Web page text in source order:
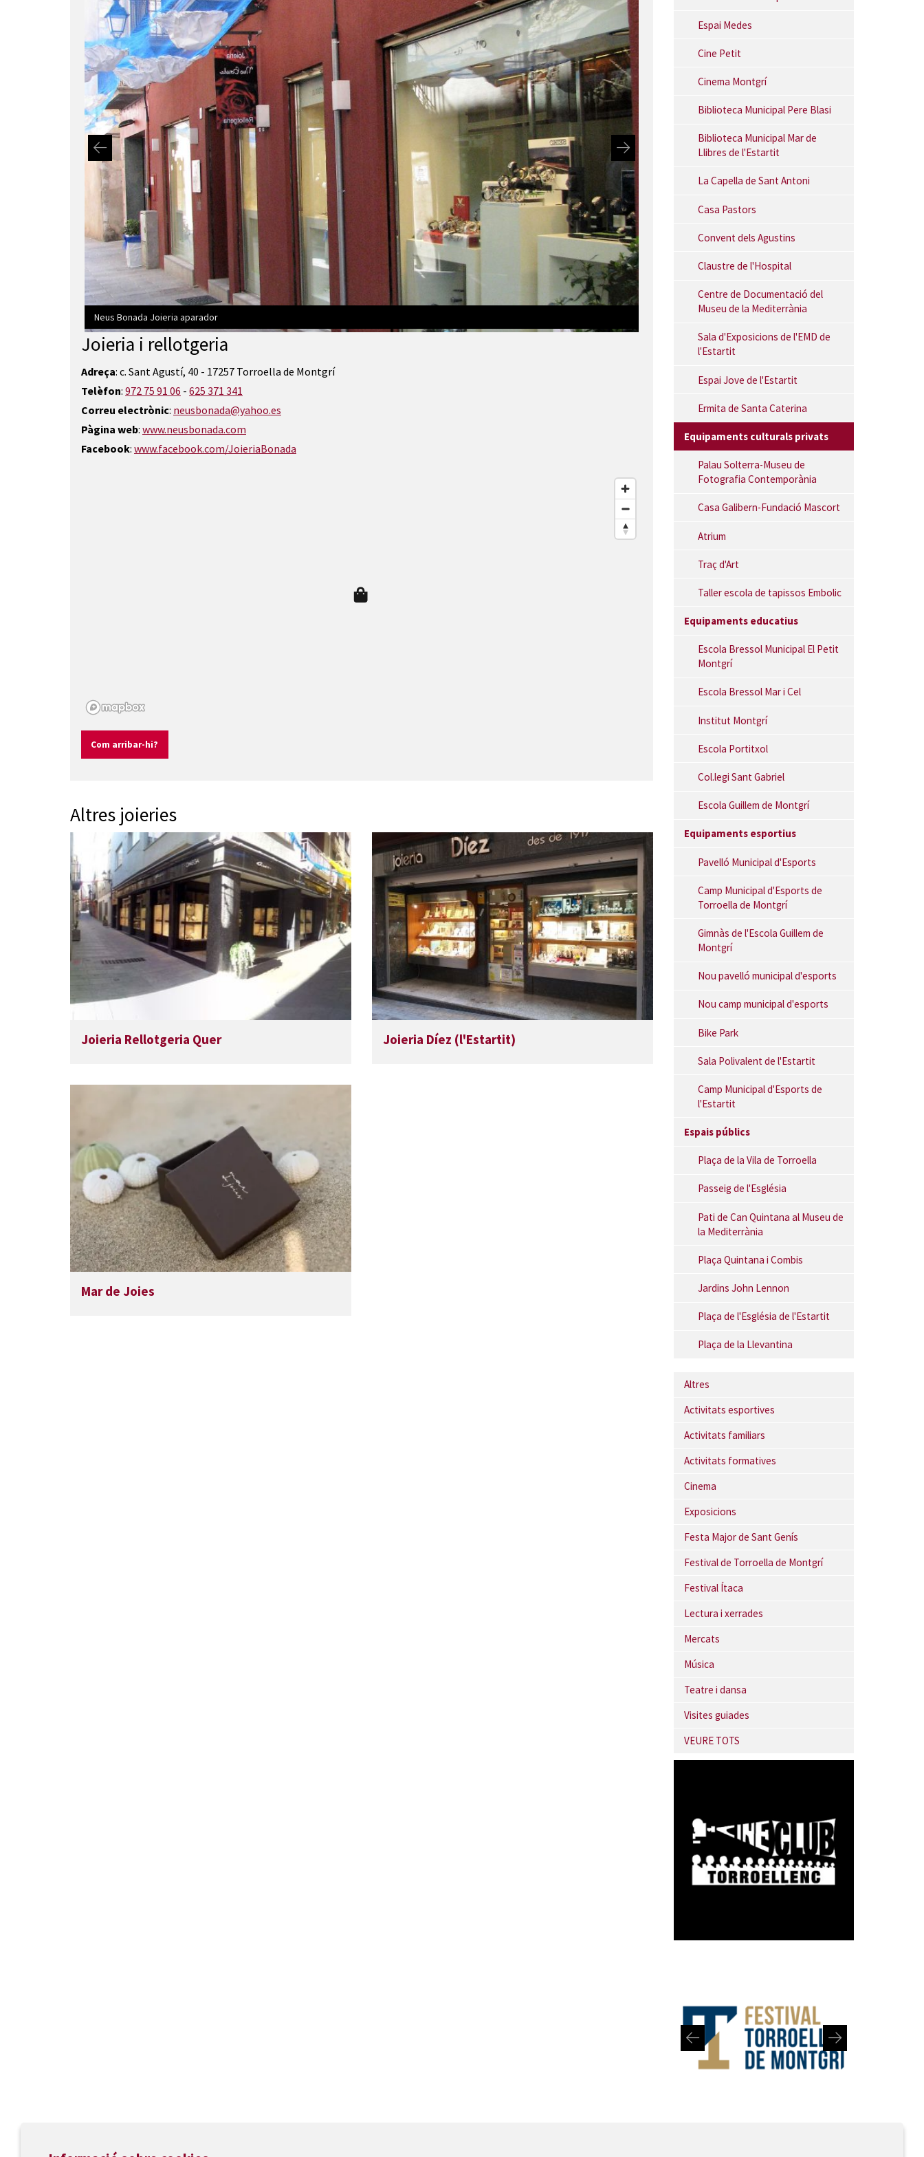
Neus Bonada Joieria aparador
Diapositiva 1 de 3: Neus Bonada Joieria aparador
Joieria i rellotgeria
Adreça: c. Sant Agustí, 40 - 17257 Torroella de Montgrí
Telèfon: 972 75 91 06 - 625 371 341
Correu electrònic: neusbonada@yahoo.es
Pàgina web: www.neusbonada.com
Facebook: www.facebook.com/JoieriaBonada
Com arribar-hi?
Altres joieries
Joieria Rellotgeria Quer Joieria Díez (l'Estartit)
Mar de Joies
Espai Medes
Cine Petit
Cinema Montgrí
Biblioteca Municipal Pere Blasi
Biblioteca Municipal Mar de
Llibres de l'Estartit
La Capella de Sant Antoni
Casa Pastors
Convent dels Agustins
Claustre de l'Hospital
Centre de Documentació del
Museu de la Mediterrània
Sala d'Exposicions de l'EMD de
l'Estartit
Espai Jove de l'Estartit
Ermita de Santa Caterina
Equipaments culturals privats
Palau Solterra-Museu de
Fotografia Contemporània
Casa Galibern-Fundació Mascort
Atrium
Traç d'Art
Taller escola de tapissos Embolic
Equipaments educatius
Escola Bressol Municipal El Petit
Montgrí
Escola Bressol Mar i Cel
Institut Montgrí
Escola Portitxol
Col.legi Sant Gabriel
Escola Guillem de Montgrí
Equipaments esportius
Pavelló Municipal d'Esports
Camp Municipal d'Esports de
Torroella de Montgrí
Gimnàs de l'Escola Guillem de
Montgrí
Nou pavelló municipal d'esports
Nou camp municipal d'esports
Bike Park
Sala Polivalent de l'Estartit
Camp Municipal d'Esports de
l'Estartit
Espais públics
Plaça de la Vila de Torroella
Passeig de l'Església
Pati de Can Quintana al Museu de
la Mediterrània
Plaça Quintana i Combis
Jardins John Lennon
Plaça de l'Església de l'Estartit
Plaça de la Llevantina
Altres
Activitats esportives
Activitats familiars
Activitats formatives
Cinema
Exposicions
Festa Major de Sant Genís
Festival de Torroella de Montgrí
Festival Ítaca
Lectura i xerrades
Mercats
Música
Teatre i dansa
Visites guiades
VEURE TOTS